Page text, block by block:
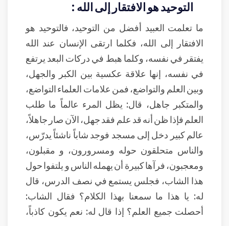
التوحيد هو الافتقار إلى الله :
ما تعلمت العبيد أفضل من التوحيد، فالتوحيد هو
الافتقار إلى الله، فكلما ارتقى الإنسان عند الله
يفتقر في نفسه، وكلما هبط في دركات البعد يرتفع
في نفسه، إنها علاقة عكسية بين الكبر والجهل،
وبين العلم والتواضع، فمن علامات العلماء التواضع،
والمتكبر جاهل، قال: يظل المرء عالماً ما طلب
العلم فإذا ظن أنه قد علم فقد جهل، الآن صار جاهلاً،
عالم كبير دخل إلى مسجد فوجد شاباً ناشئاً يدرّس،
والناس متحلقون حوله ومسرورون، و مقبلون،
ومعجبون، فرآها كبيرة أن يهمله الناس و يلتفوا حول
هذا الشاب، فجلس يستمع في نصف الدرس، قال
له: يا هذا ما سمعنا بهذا الكلام؟ فقال الشاب:
أحصلت جميع العلم؟ إذا قال له: نعم يكون كاذباً،